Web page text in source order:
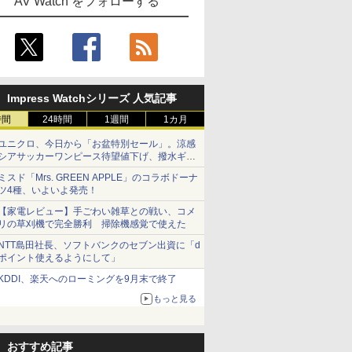
Impress Watchシリーズ 人気記事
24時間 1週間 1カ月
ニクロ、今日から「お盆特別セール」。涼感
アサッカーワンピース待望値下げ、撥水ギア
ョーツは1990円に
スド「Mrs. GREEN APPLE」のコラボドーナ
4種、いよいよ発売！
家電レビュー】手ごわい雑草との戦い、コメ
の草刈機で完全勝利 掃除機感覚で使えた
島田社長、ソフトバンクのセブン出資に「d
イント使えるようにして」
、楽天へのローミングを9月末で終了
もっと見る
おすすめ記事